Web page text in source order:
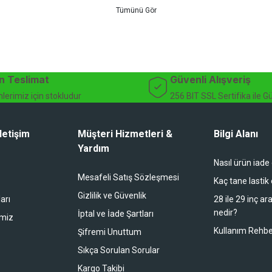
alışveriş yapacağım
destek ve müşteri memnuniyeti odaklı hizmet anlayışımız
Teslimat
için stokludur
Güvenli Alışveriş
256 BIT SSL Sertifika ile
Müşteri Hizmetleri &
Yardım
Mesafeli Satış Sözleşmesi
Gizlilik ve Güvenlik
İptal ve İade Şartları
Şifremi Unuttum
Sıkça Sorulan Sorular
Kargo Takibi
Bilgi Alanı
Nasıl ürün
Kaç tane lastik
28 ile 29 inç
nedir?
Kullanım